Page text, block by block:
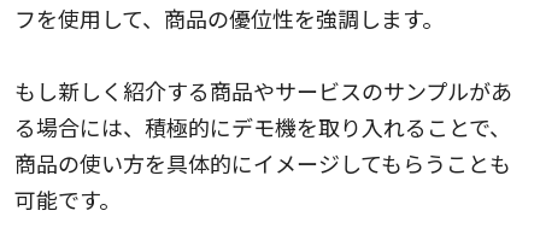
フを使用して、商品の優位性を強調します。
もし新しく紹介する商品やサービスのサンプルがあ
る場合には、積極的にデモ機を取り入れることで、
商品の使い方を具体的にイメージしてもらうことも
可能です。